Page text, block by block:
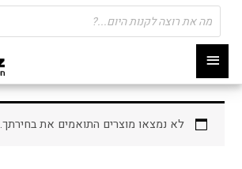
תפריט
ראשי
Products
search
לא נמצאו מוצרים התואמים את בחירתך.